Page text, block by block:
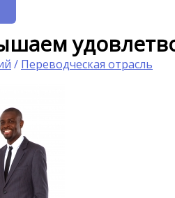
/ Переводческая отрасль